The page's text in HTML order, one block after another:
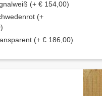
(+ € 154,00)
(+
(+ € 186,00)